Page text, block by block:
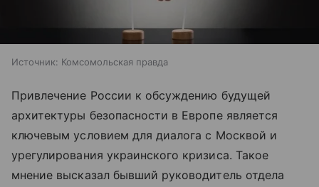
Источник: Комсомольская правда
Привлечение России к обсуждению будущей
архитектуры безопасности в Европе является
ключевым условием для диалога с Москвой и
урегулирования украинского кризиса. Такое
мнение высказал бывший руководитель отдела